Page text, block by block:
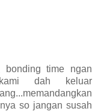
time ngan
dah keluar
so jangan susah